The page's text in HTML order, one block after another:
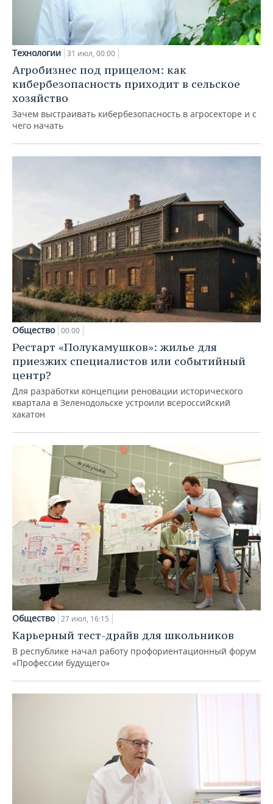
Технологии 31 июл, 00:00
Агробизнес под прицелом: как
кибербезопасность приходит в сельское
хозяйство
Зачем выстраивать кибербезопасность в агросекторе и с
чего начать
Общество 00:00
Рестарт «Полукамушков»: жилье для
приезжих специалистов или событийный
центр?
Для разработки концепции реновации исторического
квартала в Зеленодольске устроили всероссийский
хакатон
Общество 27 июл, 16:15
Карьерный тест-драйв для школьников
В республике начал работу профориентационный форум
«Профессии будущего»